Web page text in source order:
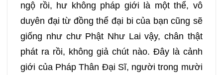
ngộ rồi, hư không pháp giới là một thể, vô
duyên đại từ đồng thể đại bi của bạn cũng sẽ
giống như chư Phật Như Lai vậy, chân thật
phát ra rồi, không giả chút nào. Đây là cảnh
giới của Pháp Thân Đại Sĩ, người trong mười